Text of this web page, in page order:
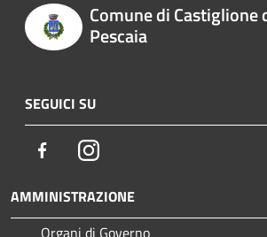
Comune di Castiglione
Pescaia
SEGUICI SU
FacebookInstagram
AMMINISTRAZIONE
Organi di Governo